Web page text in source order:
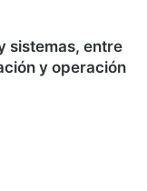
sistemas, entre
y operación